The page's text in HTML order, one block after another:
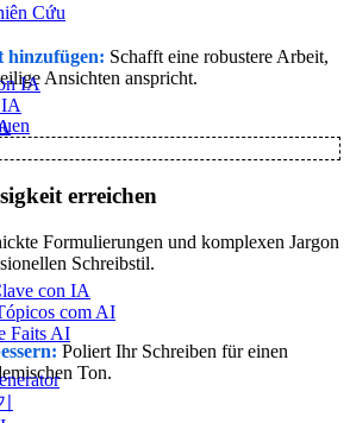
Cứu
IA
con IA
com AI
Faits AI
hinzufügen: Schafft eine robustere Arbeit,
Ansichten anspricht.
erreichen
Formulierungen und komplexen Jargon
Schreibstil.
Poliert Ihr Schreiben für einen
Ton.